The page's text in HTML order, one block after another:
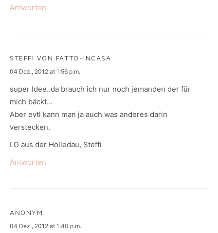
Antworten
STEFFI VON FATTO-INCASA
says:
04 Dez., 2012 at 1:56 p.m.
super Idee..da brauch ich nur noch jemanden der für
mich bäckt…
Aber evtl kann man ja auch was anderes darin
verstecken.
LG aus der Holledau, Steffi
Antworten
ANONYM
says:
04 Dez., 2012 at 1:40 p.m.